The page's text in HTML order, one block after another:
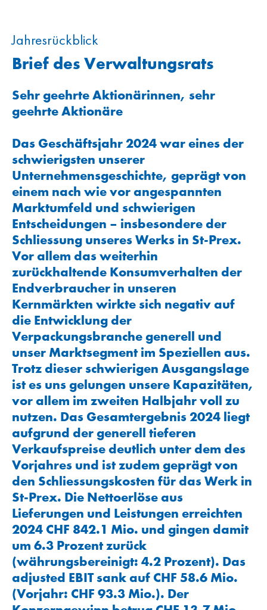
Jahresrückblick
Brief des Verwaltungsrats
Sehr geehrte Aktionärinnen, sehr
geehrte Aktionäre
Das Geschäftsjahr 2024 war eines der
schwierigsten unserer
Unternehmensgeschichte, geprägt von
einem nach wie vor angespannten
Marktumfeld und schwierigen
Entscheidungen – insbesondere der
Schliessung unseres Werks in St-Prex.
Vor allem das weiterhin
zurückhaltende Konsumverhalten der
Endverbraucher in unseren
Kernmärkten wirkte sich negativ auf
die Entwicklung der
Verpackungsbranche generell und
unser Marktsegment im Speziellen aus.
Trotz dieser schwierigen Ausgangslage
ist es uns gelungen unsere Kapazitäten,
vor allem im zweiten Halbjahr voll zu
nutzen. Das Gesamtergebnis 2024 liegt
aufgrund der generell tieferen
Verkaufspreise deutlich unter dem des
Vorjahres und ist zudem geprägt von
den Schliessungskosten für das Werk in
St-Prex. Die Nettoerlöse aus
Lieferungen und Leistungen erreichten
2024CHF 842.1 Mio. und gingen damit
um 6.3 Prozent zurück
(währungsbereinigt: 4.2 Prozent). Das
adjusted EBIT sank aufCHF 58.6 Mio.
(Vorjahr: CHF 93.3 Mio.). Der